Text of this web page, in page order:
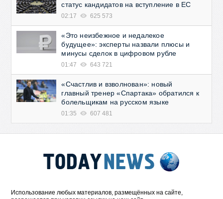
статус кандидатов на вступление в ЕС
02:17 625 573
«Это неизбежное и недалекое
будущее»: эксперты назвали плюсы и
минусы сделок в цифровом рубле
01:47 643 721
«Счастлив и взволнован»: новый
главный тренер «Спартака» обратился к
болельщикам на русском языке
01:35 607 481
Использование любых материалов, размещённых на сайте,